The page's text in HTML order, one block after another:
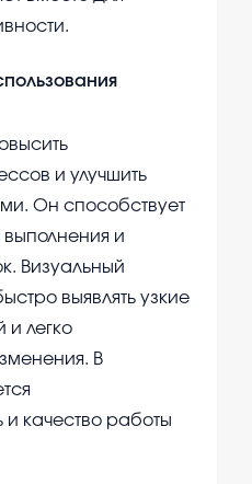
и улучшить
Он способствует
и
Визуальный
выявлять узкие
и легко
В
и качество работы